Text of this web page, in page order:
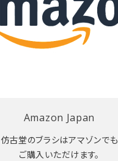
Amazon Japan
仿古堂のブラシはアマゾンでも
ご購入いただけます。